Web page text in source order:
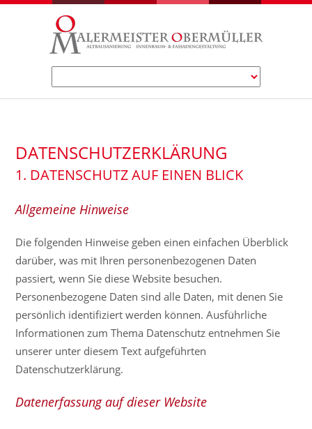
DATENSCHUTZERKLÄRUNG
1. DATENSCHUTZ AUF EINEN BLICK
Allgemeine Hinweise
Die folgenden Hinweise geben einen einfachen Überblick
darüber, was mit Ihren personenbezogenen Daten
passiert, wenn Sie diese Website besuchen.
Personenbezogene Daten sind alle Daten, mit denen Sie
persönlich identifiziert werden können. Ausführliche
Informationen zum Thema Datenschutz entnehmen Sie
unserer unter diesem Text aufgeführten
Datenschutzerklärung.
Datenerfassung auf dieser Website